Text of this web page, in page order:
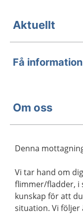
Aktuellt
Få
Om oss
Denna
Vi tar hand om
flimmer/fladder, i
kunskap för att
situation. Vi följer